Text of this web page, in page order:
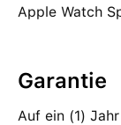
Apple Watch
Garantie
Auf ein (1)